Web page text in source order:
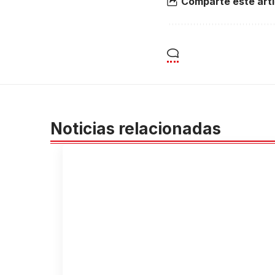
Noticias relacionadas